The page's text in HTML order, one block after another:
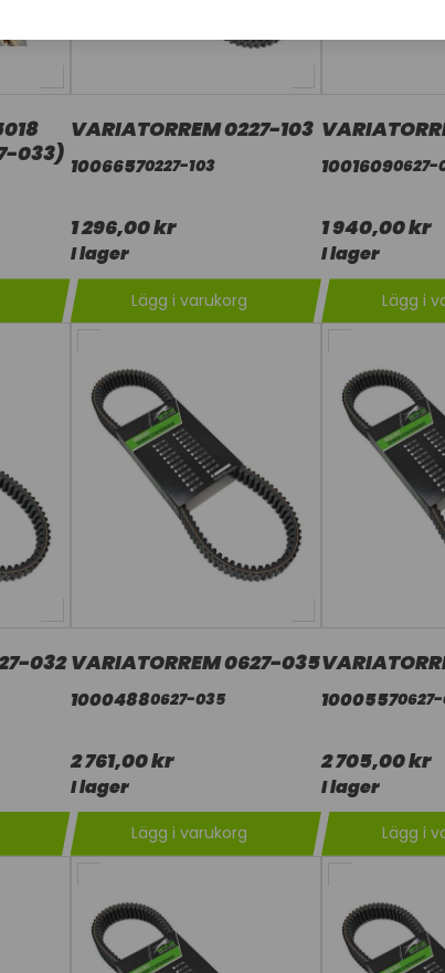
033)
VARIATORREM 0227-103
10066570227-103
1 296,00 kr
I lager
Lägg i varukorg
10016090627-
1 940,00 kr
I lager
Lägg i
032 VARIATORREM 0627-035
10004880627-035
2 761,00 kr
I lager
Lägg i varukorg
1000557
2 705,00 kr
I lager
Lägg i